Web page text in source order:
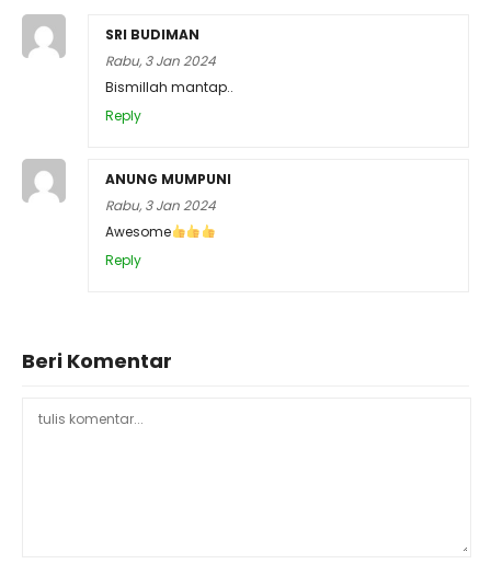
SRI BUDIMAN
Rabu, 3 Jan 2024
Bismillah mantap..
Reply
ANUNG MUMPUNI
Rabu, 3 Jan 2024
Awesome
Reply
Beri Komentar